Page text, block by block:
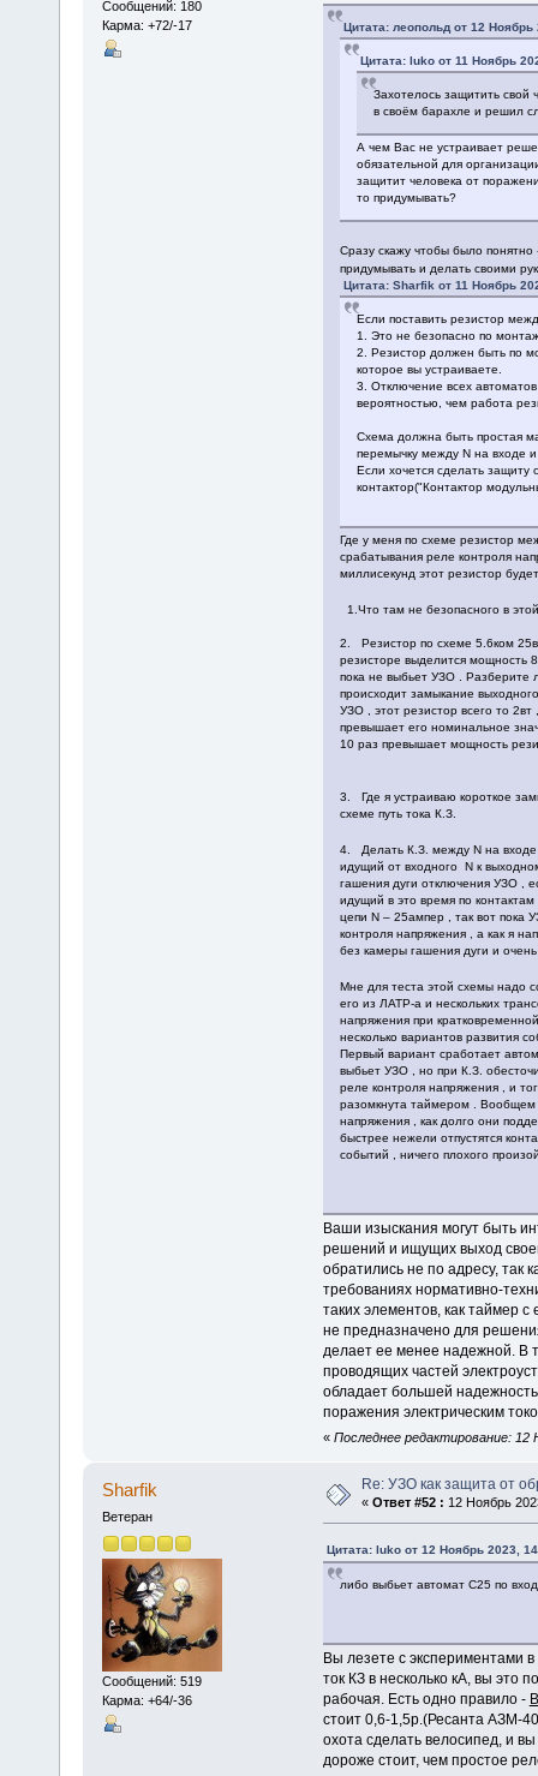
Сообщений: 180
Карма: +72/-17
Цитата: леопольд от 12 Ноябрь
Цитата: luko от 11 Ноябрь
Захотелось защитить свой
в своём барахле и решил
А чем Вас не устраивает
обязательной для
защитит человека от
то придумывать?
Сразу скажу чтобы было
придумывать и делать своими
Цитата: Sharfik от 11 Ноябрь
Если поставить резистор
1. Это не безопасно по
2. Резистор должен быть по
которое вы устраиваете.
3. Отключение всех
вероятностью, чем работа
Схема должна быть простая
перемычку между N на входе
Если хочется сделать
контактор("Контактор
Где у меня по схеме резистор
срабатывания реле контроля
миллисекунд этот резистор
1.Что там не
2. Резистор по схеме 5.6ком
резисторе выделится мощность
пока не выбьет УЗО . Разберите
происходит замыкание
УЗО , этот резистор всего то
превышает его номинальное
10 раз превышает
3. Где я устраиваю короткое
схеме путь тока К.З.
4. Делать К.З. между N на входе
идущий от входного N к
гашения дуги отключения УЗО ,
идущий в это время по
цепи N – 25ампер , так вот пока
контроля напряжения , а как я
без камеры гашения
Мне для теста этой схемы надо
его из ЛАТР-а и нескольких
напряжения при
несколько вариантов развития
Первый вариант сработает
выбьет УЗО , но при К.З.
реле контроля напряжения , и
разомкнута таймером . Вообщем
напряжения , как долго они
быстрее нежели отпустятся
событий , ничего плохого
Ваши изыскания могут быть
решений и ищущих выход
обратились не по адресу, так
требованиях нормативно-
таких элементов, как таймер
не предназначено для
делает ее менее надежной. В
проводящих частей
обладает большей
поражения электрическим
« Последнее редактирование: 12
Sharfik
Ветеран
Сообщений: 519
Карма: +64/-36
Re: УЗО как защита от
« Ответ #52 : 12 Ноябрь
Цитата: luko от 12 Ноябрь 2023,
либо выбьет автомат С25 по
Вы лезете с экспериментами
ток КЗ в несколько кА, вы это
рабочая. Есть одно правило -
стоит 0,6-1,5р.(Ресанта АЗМ-
охота сделать велосипед, и
дороже стоит, чем простое